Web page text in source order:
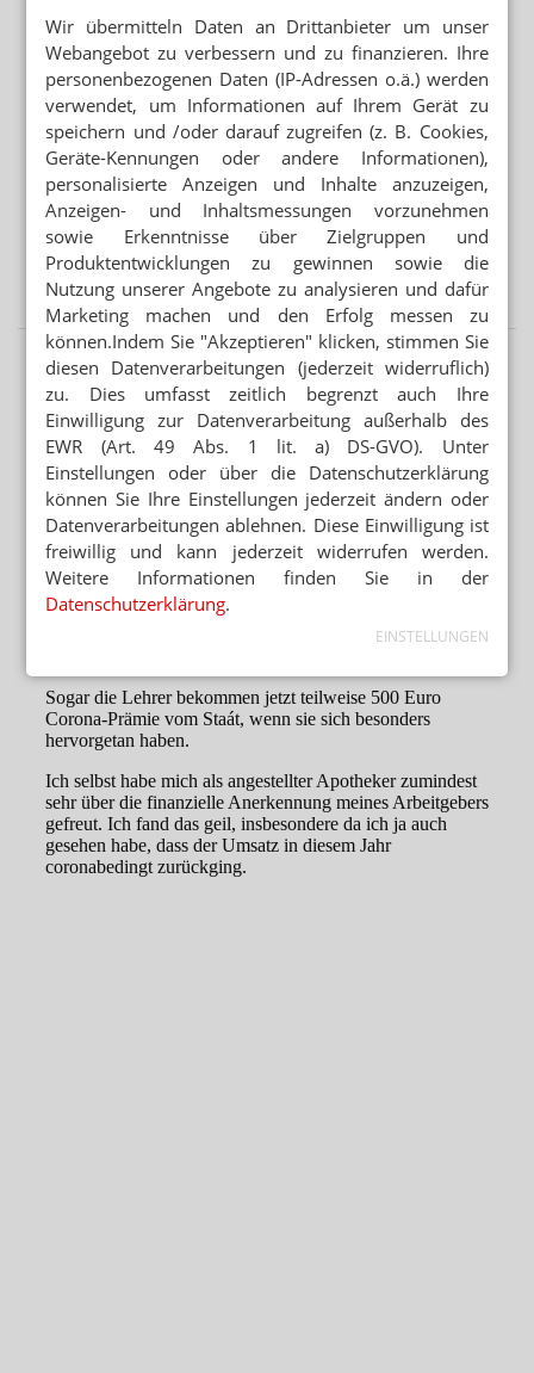
Wir übermitteln Daten an Drittanbieter um unser
Webangebot zu verbessern und zu finanzieren. Ihre
personenbezogenen Daten (IP-Adressen o.ä.) werden
verwendet, um Informationen auf Ihrem Gerät zu
speichern und /oder darauf zugreifen (z. B. Cookies,
Geräte-Kennungen oder andere Informationen),
personalisierte Anzeigen und Inhalte anzuzeigen,
Anzeigen- und Inhaltsmessungen vorzunehmen
sowie Erkenntnisse über Zielgruppen und
Produktentwicklungen zu gewinnen sowie die
Nutzung unserer Angebote zu analysieren und dafür
Marketing machen und den Erfolg messen zu
können.Indem Sie "Akzeptieren" klicken, stimmen Sie
diesen Datenverarbeitungen (jederzeit widerruflich)
zu. Dies umfasst zeitlich begrenzt auch Ihre
Einwilligung zur Datenverarbeitung außerhalb des
EWR (Art. 49 Abs. 1 lit. a) DS-GVO). Unter
Einstellungen oder über die Datenschutzerklärung
können Sie Ihre Einstellungen jederzeit ändern oder
Datenverarbeitungen ablehnen. Diese Einwilligung ist
freiwillig und kann jederzeit widerrufen werden.
Weitere Informationen finden Sie in der
Datenschutzerklärung.
EINSTELLUNGEN
Mehr aus Ressort
„DIESE REGIERUNG MUSS WEG“
Protest gegen die Bundesregierung
MEHR HITZETOTE
Hitzeschutz: Was tut die Bundesregierung?
BUNDESREGIERUNG PRÜFT UMSETZUNGSBEDARF
Second-Hand-Medikamente: Wiederabgabe nicht
verboten